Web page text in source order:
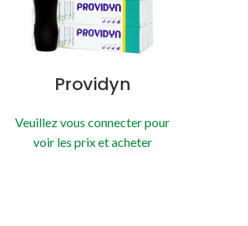
Providyn
Veuillez vous connecter pour
voir les prix et acheter